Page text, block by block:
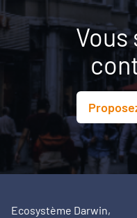
Vous
Ecosystème Darwin,